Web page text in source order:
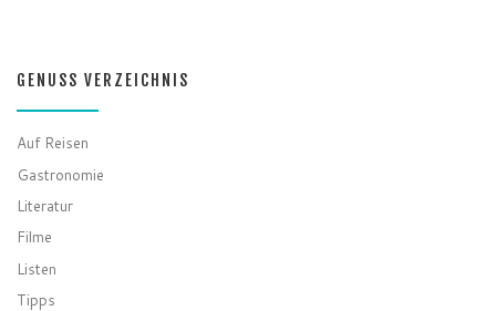
GENUSS VERZEICHNIS
Auf Reisen
Gastronomie
Literatur
Filme
Listen
Tipps